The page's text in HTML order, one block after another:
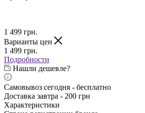
1 499 грн.
Варианты цен
1 499 грн.
Подробности
Нашли дешевле?
Самовывоз сегодня - бесплатно
Доставка завтра - 200 грн
Характеристики